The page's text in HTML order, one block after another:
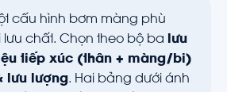
cấu hình bơm màng phù
lưu chất. Chọn theo bộ ba
lưu
tiếp xúc (thân + màng/bi)
lưu lượng. Hai bảng dưới ánh